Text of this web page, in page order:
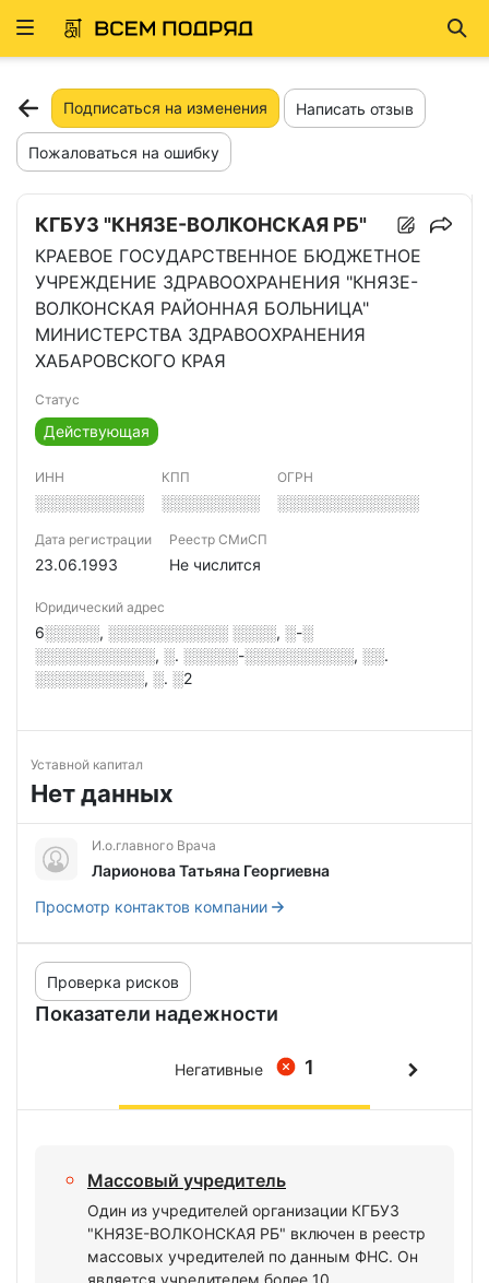
Развернуть
Подписаться на изменения Написать отзыв
Пожаловаться на ошибку
КГБУЗ "КНЯЗЕ-ВОЛКОНСКАЯ РБ"
КРАЕВОЕ ГОСУДАРСТВЕННОЕ БЮДЖЕТНОЕ
УЧРЕЖДЕНИЕ ЗДРАВООХРАНЕНИЯ "КНЯЗЕ-
ВОЛКОНСКАЯ РАЙОННАЯ БОЛЬНИЦА"
МИНИСТЕРСТВА ЗДРАВООХРАНЕНИЯ
ХАБАРОВСКОГО КРАЯ
Статус
Действующая
ИНН
░░░░░░░░░░
КПП
░░░░░░░░░
ОГРН
░░░░░░░░░░░░░
Дата регистрации
23.06.1993
Реестр СМиСП
Не числится
Юридический адрес
6░░░░░, ░░░░░░░░░░░ ░░░░, ░-░
░░░░░░░░░░░, ░. ░░░░░-░░░░░░░░░░, ░░.
░░░░░░░░░░, ░. ░2
Уставной капитал
Нет данных
И.о.главного Врача
Ларионова Татьяна Георгиевна
Просмотр контактов компании
Показатели надежности
Проверка рисков
1
Негативные
Массовый учредитель
Один из учредителей организации КГБУЗ
"КНЯЗЕ-ВОЛКОНСКАЯ РБ" включен в реестр
массовых учредителей по данным ФНС. Он
является учредителем более 10